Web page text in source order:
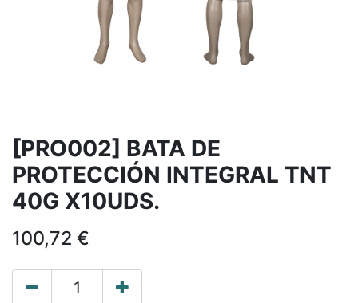
[PRO002] BATA DE
PROTECCIÓN INTEGRAL TNT
40G X10UDS.
100,72 €